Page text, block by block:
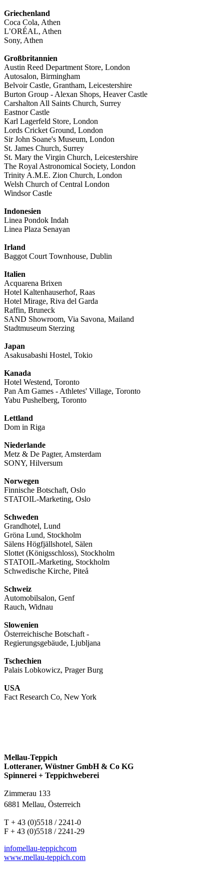
Griechenland
Coca Cola, Athen
L’ORÉAL, Athen
Sony, Athen
Großbritannien
Austin Reed Department Store, London
Autosalon, Birmingham
Belvoir Castle, Grantham, Leicestershire
Burton Group - Alexan Shops, Heaver Castle
Carshalton All Saints Church, Surrey
Eastnor Castle
Karl Lagerfeld Store, London
Lords Cricket Ground, London
Sir John Soane's Museum, London
St. James Church, Surrey
St. Mary the Virgin Church, Leicestershire
The Royal Astronomical Society, London
Trinity A.M.E. Zion Church, London
Welsh Church of Central London
Windsor Castle
Indonesien
Linea Pondok Indah
Linea Plaza Senayan
Irland
Baggot Court Townhouse, Dublin
Italien
Acquarena Brixen
Hotel Kaltenhauserhof, Raas
Hotel Mirage, Riva del Garda
Raffin, Bruneck
SAND Showroom, Via Savona, Mailand
Stadtmuseum Sterzing
Japan
Asakusabashi Hostel, Tokio
Kanada
Hotel Westend, Toronto
Pan Am Games - Athletes' Village, Toronto
Yabu Pushelberg, Toronto
Lettland
Dom in Riga
Niederlande
Metz & De Pagter, Amsterdam
SONY, Hilversum
Norwegen
Finnische Botschaft, Oslo
STATOIL-Marketing, Oslo
Schweden
Grandhotel, Lund
Gröna Lund, Stockholm
Sälens Högfjällshotel, Sälen
Slottet (Königsschloss), Stockholm
STATOIL-Marketing, Stockholm
Schwedische Kirche, Piteå
Schweiz
Automobilsalon, Genf
Rauch, Widnau
Slowenien
Österreichische Botschaft -
Regierungsgebäude, Ljubljana
Tschechien
Palais Lobkowicz, Prager Burg
USA
Fact Research Co, New York
Mellau-Teppich
Lotteraner, Wüstner GmbH & Co KG
Spinnerei + Teppichweberei
Zimmerau 133
6881 Mellau, Österreich
T + 43 (0)5518 / 2241-0
F + 43 (0)5518 / 2241-29
infomellau-teppichcom
www.mellau-teppich.com